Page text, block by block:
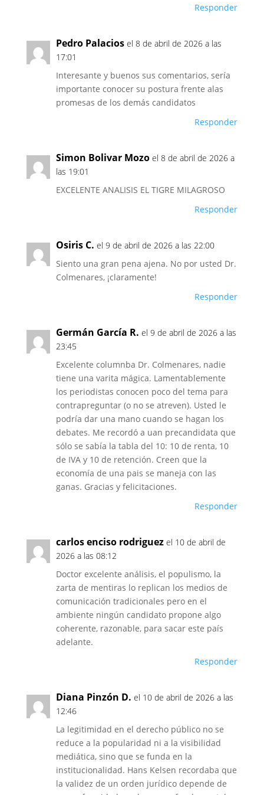
Responder
Pedro Palacios el 8 de abril de 2026 a las
17:01
Interesante y buenos sus comentarios, sería
importante conocer su postura frente alas
promesas de los demás candidatos
Responder
Simon Bolivar Mozo el 8 de abril de 2026 a
las 19:01
EXCELENTE ANALISIS EL TIGRE MILAGROSO
Responder
Osiris C. el 9 de abril de 2026 a las 22:00
Siento una gran pena ajena. No por usted Dr.
Colmenares, ¡claramente!
Responder
Germán García R. el 9 de abril de 2026 a las
23:45
Excelente columnba Dr. Colmenares, nadie
tiene una varita mágica. Lamentablemente
los periodistas conocen poco del tema para
contrapreguntar (o no se atreven). Usted le
podría dar una mano cuando se hagan los
debates. Me recordó a uan precandidata que
sólo se sabía la tabla del 10: 10 de renta, 10
de IVA y 10 de retención. Creen que la
economía de una pais se maneja con las
ganas. Gracias y felicitaciones.
Responder
carlos enciso rodriguez el 10 de abril de
2026 a las 08:12
Doctor excelente análisis, el populismo, la
zarta de mentiras lo replican los medios de
comunicación tradicionales pero en el
ambiente ningún candidato propone algo
coherente, razonable, para sacar este país
adelante.
Responder
Diana Pinzón D. el 10 de abril de 2026 a las
12:46
La legitimidad en el derecho público no se
reduce a la popularidad ni a la visibilidad
mediática, sino que se funda en la
institucionalidad. Hans Kelsen recordaba que
la validez de un orden jurídico depende de